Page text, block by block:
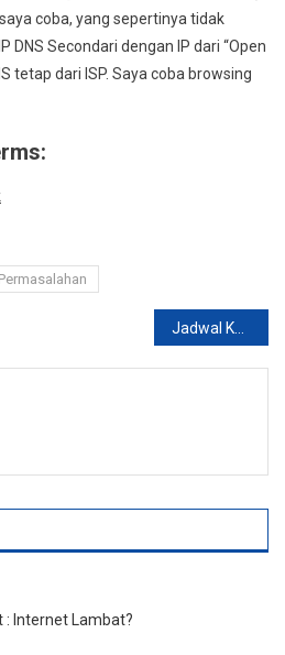
coba, yang sepertinya tidak
DNS Secondari dengan IP dari “Open
tetap dari ISP. Saya coba browsing
Permasalahan
Jadwal Kuliah Teknik Informatika
: Internet Lambat?